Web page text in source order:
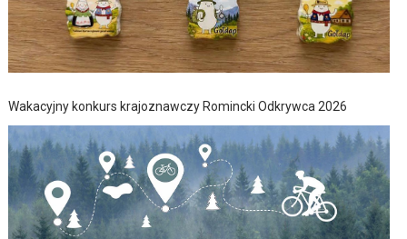
Wakacyjny konkurs krajoznawczy Romincki Odkrywca 2026